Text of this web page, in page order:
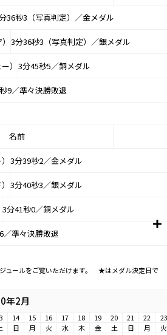
36秒3（写真判定）／金メダル
3分36秒3（写真判定）／銀メダル
） 3分45秒5／銅メダル
9／準々決勝敗退
名前
3分39秒2／金メダル
3分40秒3／銀メダル
3分41秒0／銅メダル
／準々決勝敗退
ュールをご覧いただけます。 ★はメダル決定日で
年2月
14 15 16 17 18 19 20 21 22
23
日 月 火 水 木 金 土 日 月 火